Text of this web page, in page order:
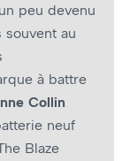
peu devenu
au
à battre
Collin
neuf
Blaze